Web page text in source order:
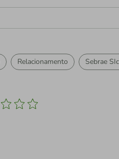
Relacionamento Sebrae